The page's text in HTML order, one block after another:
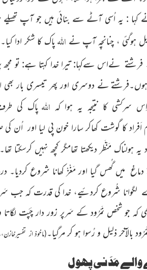
: یہ اُسی آٹے سے بنائی ہیں جو آپ تھیلے
ہوگئی ، چنانچہ آپ نے اللہپاک کا شکر ادا کیا۔
نےاس سےکہا: تیرا خدا کہتا ہے: تو مجھ
نے دوسری اور پھر تیسری بار بھی
سرکشی کا نتیجہ یہ ہوا کہ اللہ پاک کی
کا گوشت کھاکر سارا خون پی لیا اور اُن کی
مَنْظَر دیکھتا تھامگر کچھ نہیں کرسکتا تھا۔
دماغ میں گُھس گیا اور مَغْزْ کھانا شروع
شُروع کردئیے، خدا کی قدرت کہ جب سَر پر
تھی کہ جو شخص نَمْرُود کے سَرپر زور دار چَپَت
(ماخوذ از تفسیرخازن،ج
مَدَنی پھول